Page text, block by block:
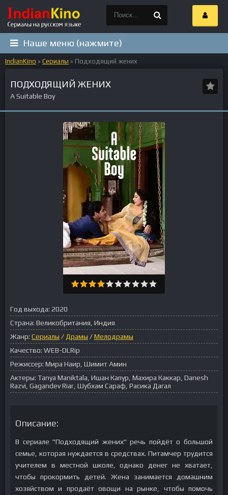
Наше меню (нажмите)
IndianKino » Сериалы » Подходящий жених
ПОДХОДЯЩИЙ ЖЕНИХ
A Suitable Boy
Год выхода: 2020
Страна: Великобритания, Индия
Жанр: Сериалы / Драмы /Мелодрамы
Качество: WEB-DLRip
Режиссер: Мира Наир, Шимит Амин
Актеры: Tanya Maniktala, Ишан Капур, Махира Каккар, Danesh
Razvi, Gagandev Riar, Шубхам Сараф, Расика Дагал
Описание:
В сериале "Подходящий жених" речь пойдёт о большой
семье, которая нуждается в средствах. Питамчер трудится
учителем в местной школе, однако денег не хватает,
чтобы прокормить детей. Жена занимается домашним
хозяйством и продаёт овощи на рынке, чтобы помочь